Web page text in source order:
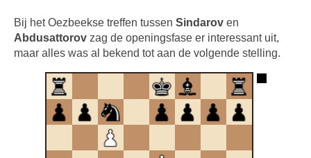
Bij het Oezbeekse treffen tussen Sindarov en
Abdusattorov zag de openingsfase er interessant uit,
maar alles was al bekend tot aan de volgende stelling.